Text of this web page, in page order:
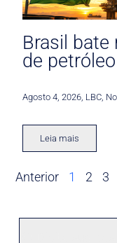
Brasil bate
de
Agosto 4, 2026 LBC
Leia mais
Anterior 1 2 3